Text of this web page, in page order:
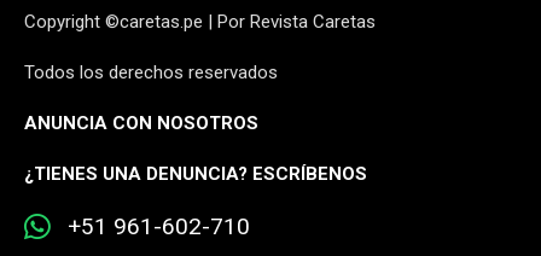
Copyright ©caretas.pe | Por Revista Caretas
Todos los derechos reservados
ANUNCIA CON NOSOTROS
¿TIENES UNA DENUNCIA? ESCRÍBENOS
+51 961-602-710